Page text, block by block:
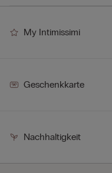
My Intimissimi
Geschenkkarte
Nachhaltigkeit